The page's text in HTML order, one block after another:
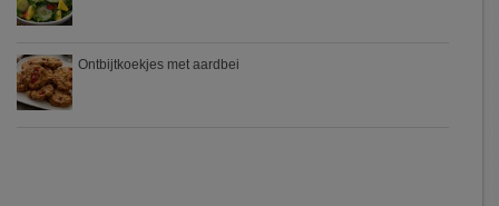
Ontbijtkoekjes met aardbei